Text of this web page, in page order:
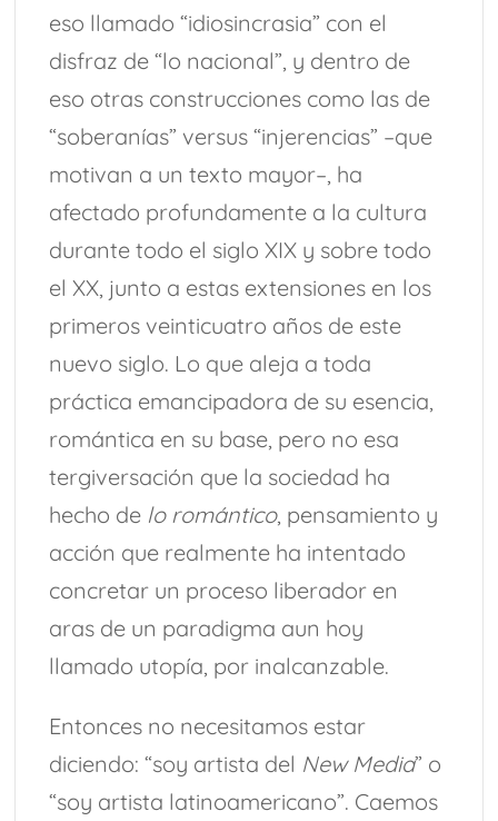
eso llamado “idiosincrasia” con el
disfraz de “lo nacional”, y dentro de
eso otras construcciones como las de
“soberanías” versus “injerencias” –que
motivan a un texto mayor–, ha
afectado profundamente a la cultura
durante todo el siglo XIX y sobre todo
el XX, junto a estas extensiones en los
primeros veinticuatro años de este
nuevo siglo. Lo que aleja a toda
práctica emancipadora de su esencia,
romántica en su base, pero no esa
tergiversación que la sociedad ha
hecho de lo romántico, pensamiento y
acción que realmente ha intentado
concretar un proceso liberador en
aras de un paradigma aun hoy
llamado utopía, por inalcanzable.
Entonces no necesitamos estar
diciendo: “soy artista del New Media” o
“soy artista latinoamericano”. Caemos